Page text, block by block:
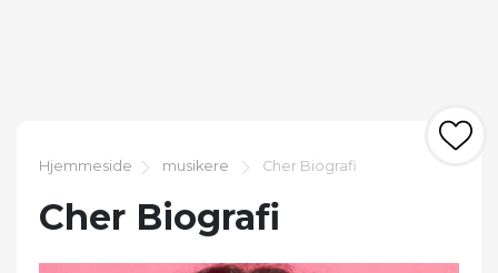
Hjemmeside musikere Cher Biografi
Cher Biografi